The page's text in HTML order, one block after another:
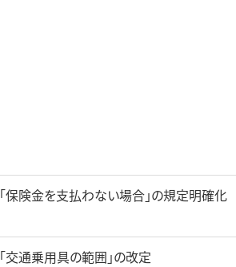
「保険金を支払わない場合」の規定明確化
「交通乗用具の範囲」の改定